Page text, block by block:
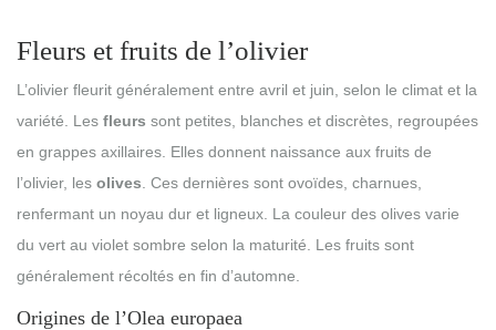
Fleurs et fruits de l’olivier
L’olivier fleurit généralement entre avril et juin, selon le climat et la
variété. Les fleurs sont petites, blanches et discrètes, regroupées
en grappes axillaires. Elles donnent naissance aux fruits de
l’olivier, les olives . Ces dernières sont ovoïdes, charnues,
renfermant un noyau dur et ligneux. La couleur des olives varie
du vert au violet sombre selon la maturité. Les fruits sont
généralement récoltés en fin d’automne.
Origines de l’Olea europaea